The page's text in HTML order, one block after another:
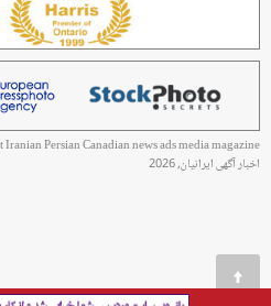
اخبار آگهی ایرانیان, 2026